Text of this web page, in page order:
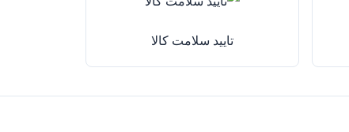
تایید سلامت کالا